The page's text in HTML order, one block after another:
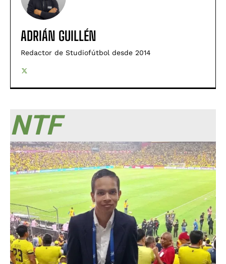
ADRIÁN GUILLÉN
Redactor de Studiofútbol desde 2014
NTF